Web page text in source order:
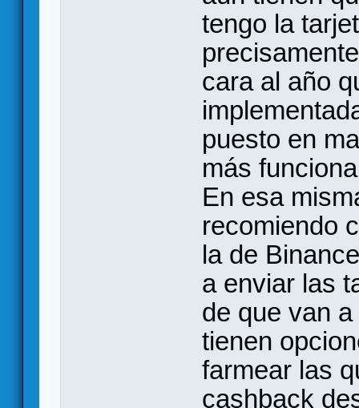
tengo la
cara al año
puesto en
más
En esa
recomiendo
la de
a enviar las
de que van
tienen
farmear las
cashback